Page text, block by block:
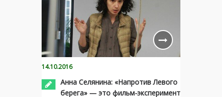
14.10.2016
Анна Селянина: «Напротив Левого
берега» — это фильм-эксперимент